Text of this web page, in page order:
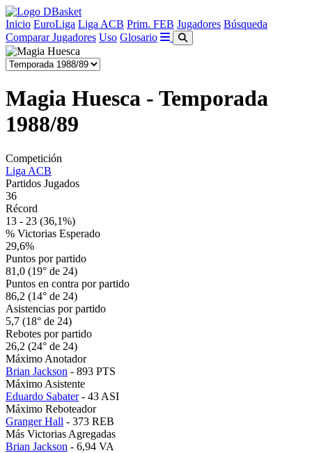
Inicio EuroLiga Liga ACB Prim. FEB Jugadores Búsqueda
Comparar Jugadores Uso Glosario
Magia Huesca - Temporada
1988/89
Competición
Liga ACB
Partidos Jugados
36
Récord
13 - 23 (36,1%)
% Victorias Esperado
29,6%
Puntos por partido
81,0 (19° de 24)
Puntos en contra por partido
86,2 (14° de 24)
Asistencias por partido
5,7 (18° de 24)
Rebotes por partido
26,2 (24° de 24)
Máximo Anotador
Brian Jackson - 893 PTS
Máximo Asistente
Eduardo Sabater- 43 ASI
Máximo Reboteador
Granger Hall - 373 REB
Más Victorias Agregadas
Brian Jackson - 6,94 VA